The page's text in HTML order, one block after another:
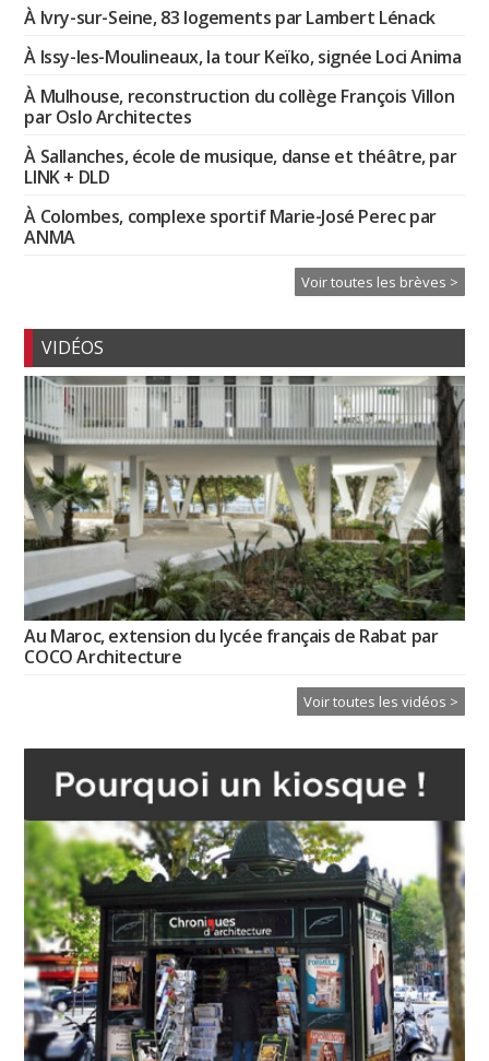
À Ivry-sur-Seine, 83 logements par Lambert Lénack
À Issy-les-Moulineaux, la tour Keïko, signée Loci Anima
À Mulhouse, reconstruction du collège François Villon
par Oslo Architectes
À Sallanches, école de musique, danse et théâtre, par
LINK + DLD
À Colombes, complexe sportif Marie-José Perec par
ANMA
Voir toutes les brèves >
VIDÉOS
Au Maroc, extension du lycée français de Rabat par
COCO Architecture
Voir toutes les vidéos >